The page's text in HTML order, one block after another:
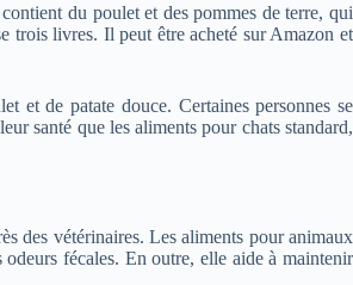
du poulet et des pommes de terre, qui
trois livres. Il peut être acheté sur Amazon et
et de patate douce. Certaines personnes se
santé que les aliments pour chats standard,
des vétérinaires. Les aliments pour animaux
fécales. En outre, elle aide à maintenir